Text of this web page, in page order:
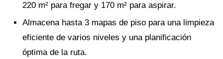
220 m² para fregar y 170 m² para aspirar.
Almacena hasta 3 mapas de piso para una limpieza
eficiente de varios niveles y una planificación
óptima de la ruta.